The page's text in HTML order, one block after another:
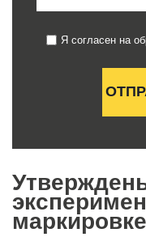
Я согласен на